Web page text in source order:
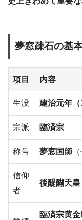
夢窓疎石の基
項目 内容
生没 建治元年（
宗派 臨済宗
称号 夢窓国師
信仰
者
後醍醐天
臨済宗黄